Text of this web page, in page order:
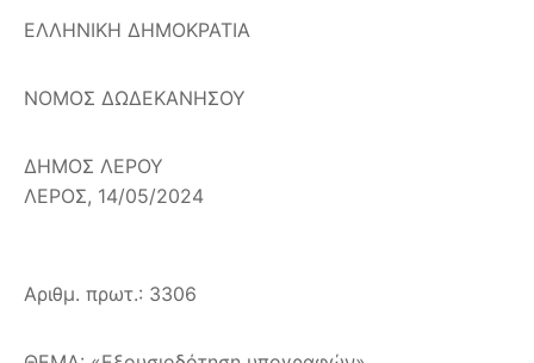
ΕΛΛΗΝΙΚΗ ΔΗΜΟΚΡΑΤΙΑ
ΝΟΜΟΣ ΔΩΔΕΚΑΝΗΣΟΥ
ΔΗΜΟΣ ΛΕΡΟΥ
ΛΕΡΟΣ, 14/05/2024
Αριθμ. πρωτ.: 3306